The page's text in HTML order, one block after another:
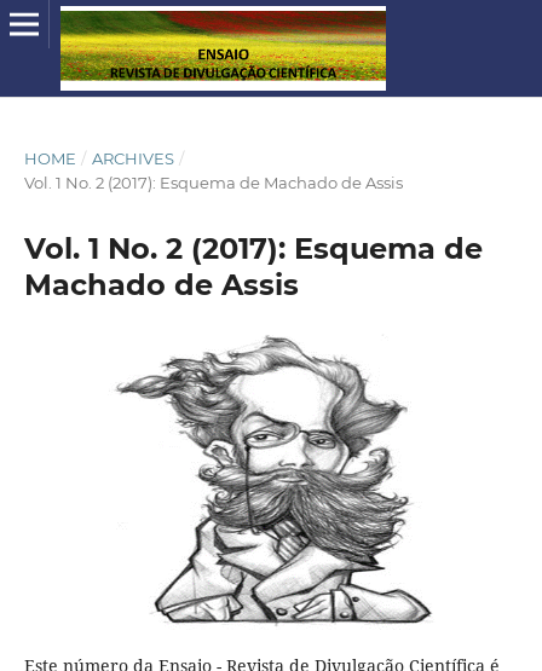
HOME / ARCHIVES /
Vol. 1 No. 2 (2017): Esquema de Machado de Assis
Vol. 1 No. 2 (2017): Esquema de
Machado de Assis
Este número da Ensaio - Revista de Divulgação Científica é